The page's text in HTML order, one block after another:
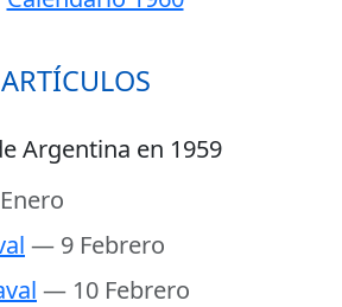
ARTÍCULOS
Argentina en 1959
— 9 Febrero
— 10 Febrero